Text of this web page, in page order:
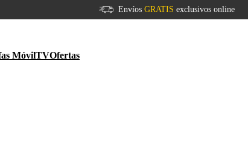
Envíos GRATIS exclusivos online
MóvilTVOfertas